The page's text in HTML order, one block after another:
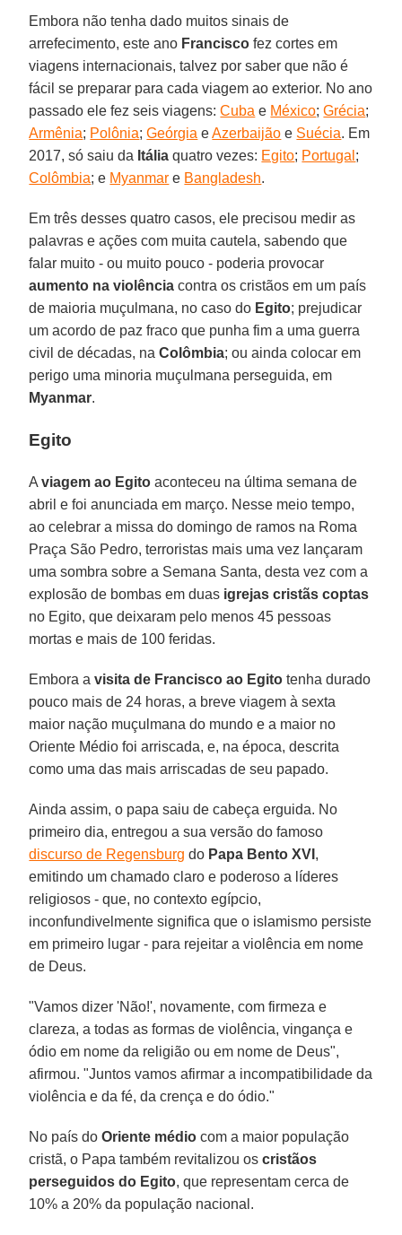
Embora não tenha dado muitos sinais de
arrefecimento, este ano Francisco fez cortes em
viagens internacionais, talvez por saber que não é
fácil se preparar para cada viagem ao exterior. No ano
passado ele fez seis viagens:Cuba e México;Grécia;
Armênia; Polônia;Geórgia eAzerbaijão e Suécia. Em
2017, só saiu da Itália quatro vezes: Egito; Portugal ;
Colômbia; e Myanmar e Bangladesh.
Em três desses quatro casos, ele precisou medir as
palavras e ações com muita cautela, sabendo que
falar muito - ou muito pouco - poderia provocar
aumento na violência contra os cristãos em um país
de maioria muçulmana, no caso do Egito; prejudicar
um acordo de paz fraco que punha fim a uma guerra
civil de décadas, naColômbia; ou ainda colocar em
perigo uma minoria muçulmana perseguida, em
Myanmar.
Egito
Aviagem ao Egito aconteceu na última semana de
abril e foi anunciada em março. Nesse meio tempo,
ao celebrar a missa do domingo de ramos na Roma
Praça São Pedro, terroristas mais uma vez lançaram
uma sombra sobre a Semana Santa, desta vez com a
explosão de bombas em duas igrejas cristãs coptas
no Egito, que deixaram pelo menos 45 pessoas
mortas e mais de 100 feridas.
Embora avisita de Francisco ao Egito tenha durado
pouco mais de 24 horas, a breve viagem à sexta
maior nação muçulmana do mundo e a maior no
Oriente Médio foi arriscada, e, na época, descrita
como uma das mais arriscadas de seu papado.
Ainda assim, o papa saiu de cabeça erguida. No
primeiro dia, entregou a sua versão do famoso
discurso de Regensburg do Papa Bento XVI ,
emitindo um chamado claro e poderoso a líderes
religiosos - que, no contexto egípcio,
inconfundivelmente significa que o islamismo persiste
em primeiro lugar - para rejeitar a violência em nome
de Deus.
"Vamos dizer 'Não!', novamente, com firmeza e
clareza, a todas as formas de violência, vingança e
ódio em nome da religião ou em nome de Deus",
afirmou. "Juntos vamos afirmar a incompatibilidade da
violência e da fé, da crença e do ódio."
No país doOriente médio com a maior população
cristã, o Papa também revitalizou oscristãos
perseguidos do Egito, que representam cerca de
10% a 20% da população nacional.